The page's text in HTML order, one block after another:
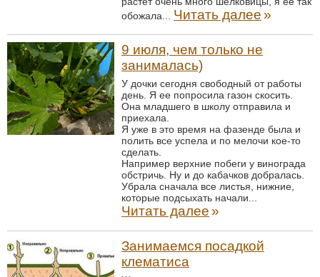
обожала... Читать далее»
9 июля, чем только не
занималась)
У дочки сегодня свободный от работы
день. Я ее попросила газон скосить.
Она младшего в школу отправила и
приехала.
Я уже в это время на фазенде была и
полить все успела и по мелочи кое-то
сделать.
Например верхние побеги у винограда
обстричь. Ну и до кабачков добралась.
Убрала сначала все листья, нижние,
которые подсыхать начали...
Читать далее»
Занимаемся посадкой
клематиса